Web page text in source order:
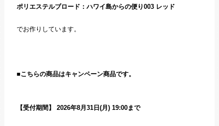
ポリエステルブロード：ハワイ島からの便り003 レッド
でお作りしています。
■こちらの商品はキャンペーン商品です。
【受付期間】 2026年8月31日(月) 19:00まで